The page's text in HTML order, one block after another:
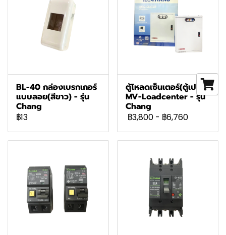
BL-40 กล่องเบรกเกอร์
แบบลอย(สีขาว) - รุ่น
Chang
฿13
ตู้โหลดเซ็นเตอร์(ตู้เปล่า)
MV-Loadcenter - รุ่น
Chang
฿3,800 - ฿6,760